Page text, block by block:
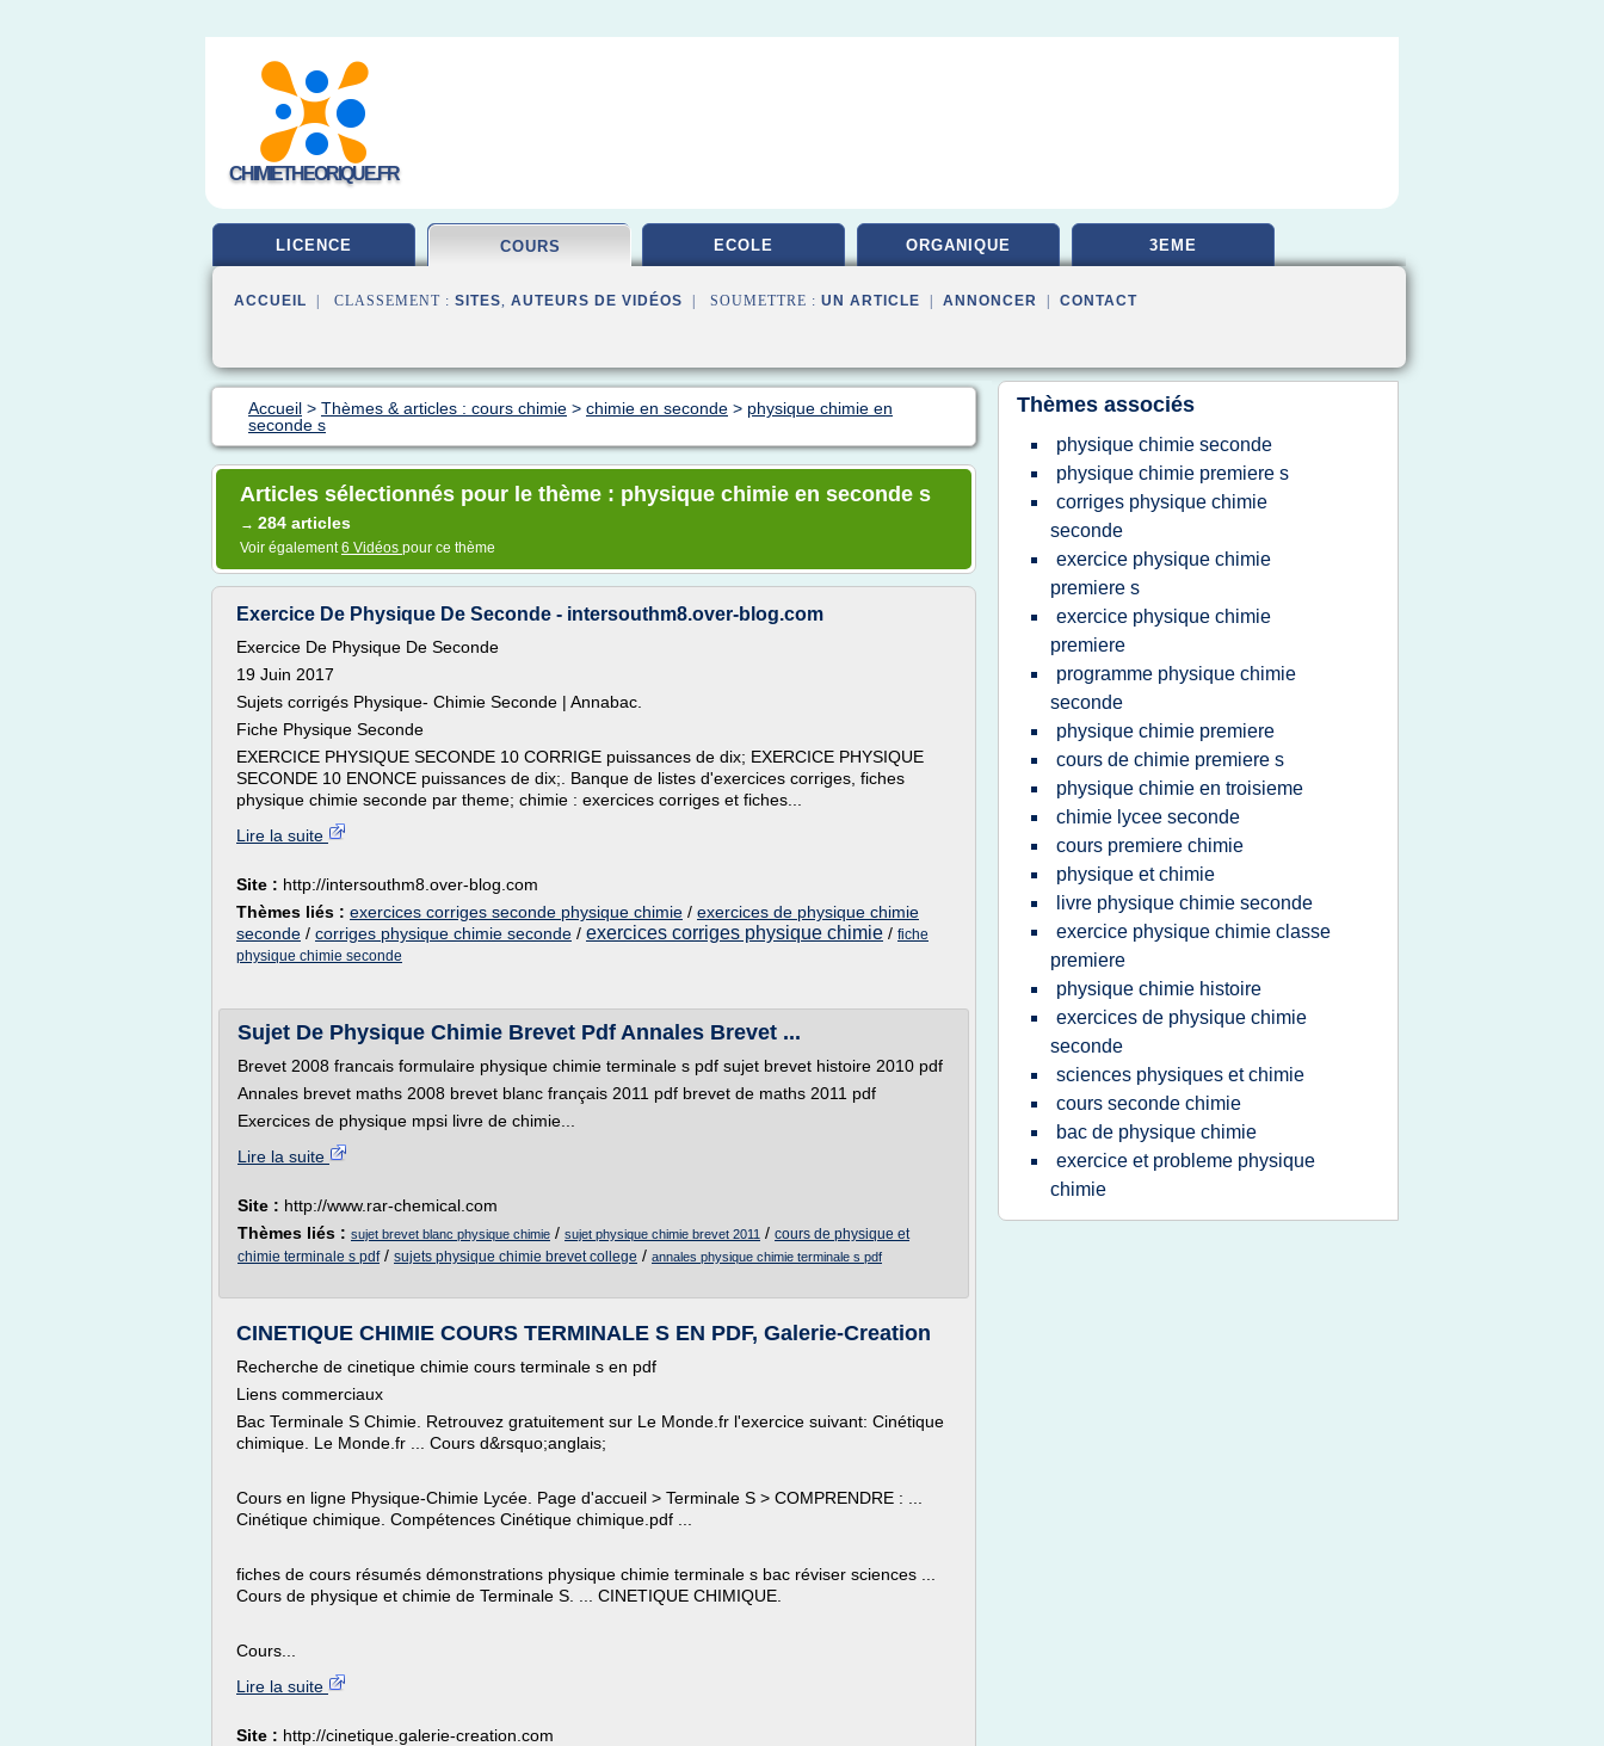
CHIMIETHEORIQUE.FR
LICENCE COURS ECOLE ORGANIQUE 3EME
ACCUEIL | CLASSEMENT : SITES, AUTEURS DE VIDÉOS | SOUMETTRE : UN ARTICLE ANNONCER CONTACT
Accueil > Thèmes & articles : cours chimie > chimie en seconde > physique chimie en
seconde s
Articles sélectionnés pour le thème : physique chimie en seconde s
→ 284 articles
Voir également6 Vidéos pour ce thème
Exercice De Physique De Seconde - intersouthm8.over-blog.com
Exercice De Physique De Seconde
19 Juin 2017
Sujets corrigés Physique- Chimie Seconde | Annabac.
Fiche Physique Seconde
EXERCICE PHYSIQUE SECONDE 10 CORRIGE puissances de dix; EXERCICE PHYSIQUE
SECONDE 10 ENONCE puissances de dix;. Banque de listes d'exercices corriges, fiches
physique chimie seconde par theme; chimie : exercices corriges et fiches...
Lire la suite
Site : http://intersouthm8.over-blog.com
Thèmes liés : exercices corriges seconde physique chimie / exercices de physique chimie
seconde / corriges physique chimie seconde / exercices corriges physique chimie / fiche
physique chimie seconde
Sujet De Physique Chimie Brevet Pdf Annales Brevet ...
Brevet 2008 francais formulaire physique chimie terminale s pdf sujet brevet histoire 2010 pdf
Annales brevet maths 2008 brevet blanc français 2011 pdf brevet de maths 2011 pdf
Exercices de physique mpsi livre de chimie...
Lire la suite
Site : http://www.rar-chemical.com
Thèmes liés : sujet brevet blanc physique chimie / sujet physique chimie brevet 2011 / cours de physique et
chimie terminale s pdf/ sujets physique chimie brevet college / annales physique chimie terminale s pdf
CINETIQUE CHIMIE COURS TERMINALE S EN PDF, Galerie-Creation
Recherche de cinetique chimie cours terminale s en pdf
Liens commerciaux
Bac Terminale S Chimie. Retrouvez gratuitement sur Le Monde.fr l'exercice suivant: Cinétique
chimique. Le Monde.fr ... Cours d&rsquo;anglais;
Cours en ligne Physique-Chimie Lycée. Page d'accueil > Terminale S > COMPRENDRE : ...
Cinétique chimique. Compétences Cinétique chimique.pdf ...
fiches de cours résumés démonstrations physique chimie terminale s bac réviser sciences ...
Cours de physique et chimie de Terminale S. ... CINETIQUE CHIMIQUE.
Cours...
Lire la suite
Site : http://cinetique.galerie-creation.com
Thèmes associés
physique chimie seconde
physique chimie premiere s
corriges physique chimie
seconde
exercice physique chimie
premiere s
exercice physique chimie
premiere
programme physique chimie
seconde
physique chimie premiere
cours de chimie premiere s
physique chimie en troisieme
chimie lycee seconde
cours premiere chimie
physique et chimie
livre physique chimie seconde
exercice physique chimie classe
premiere
physique chimie histoire
exercices de physique chimie
seconde
sciences physiques et chimie
cours seconde chimie
bac de physique chimie
exercice et probleme physique
chimie